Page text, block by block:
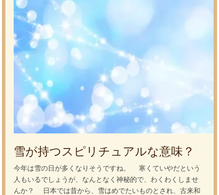
雪が持つスピリチュアルな意味？
今年は雪の日が多くなりそうですね。 寒くていやだという
人もいるでしょうが、なんとなく神秘的で、わくわくしませ
んか？ 日本では昔から、雪はめでたいものとされ、古来和